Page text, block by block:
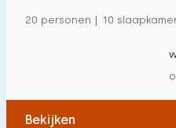
20 personen | 10
Bekijken